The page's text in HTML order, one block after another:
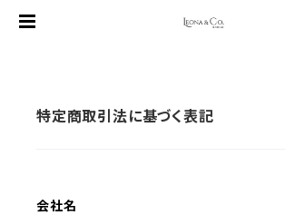
特定商取引法に基づく表記
会社名